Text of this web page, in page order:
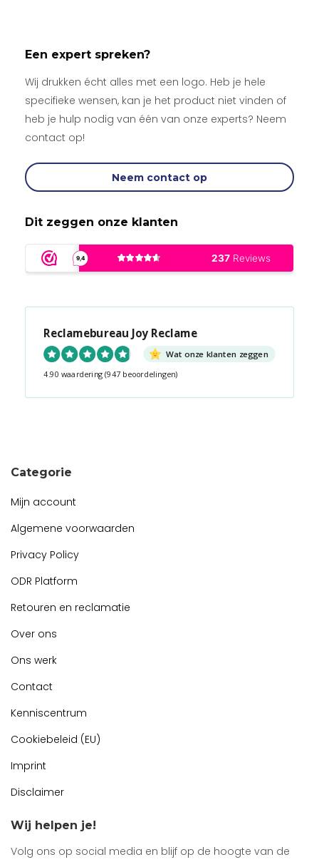
Een expert spreken?
Wij drukken écht alles met een logo. Heb je hele
specifieke wensen, kan je het product niet vinden of
heb je hulp nodig van één van onze experts? Neem
contact op!
Neem contact op
Dit zeggen onze klanten
Reclamebureau Joy Reclame
Wat onze klanten zeggen
4.90 waardering (947 beoordelingen)
Categorie
Mijn account
Algemene voorwaarden
Privacy Policy
ODR Platform
Retouren en reclamatie
Over ons
Ons werk
Contact
Kenniscentrum
Cookiebeleid (EU)
Imprint
Disclaimer
Wij helpen je!
Volg ons op social media en blijf op de hoogte van de